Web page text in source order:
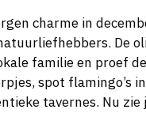
charme in
De
familie en proef
spot flamingo’s
tavernes. Nu